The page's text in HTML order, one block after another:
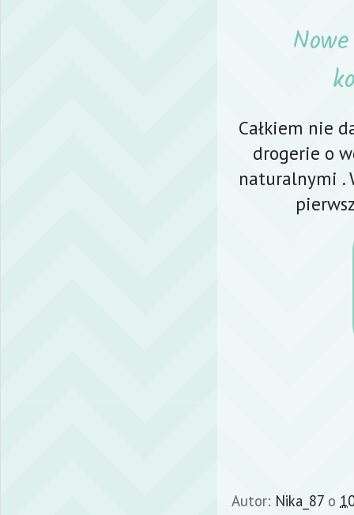
Całkiem nie
drogerie o
naturalnymi .
Autor: Nika_87 o